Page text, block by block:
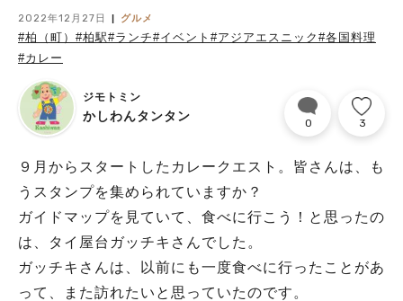
2022年12月27日 グルメ
#柏（町） #柏駅#ランチ#イベント #アジアエスニック #各国料理
#カレー
ジモトミン
かしわんタンタン 0 3
９月からスタートしたカレークエスト。皆さんは、も
うスタンプを集められていますか？
ガイドマップを見ていて、食べに行こう！と思ったの
は、タイ屋台ガッチキさんでした。
ガッチキさんは、以前にも一度食べに行ったことがあ
って、また訪れたいと思っていたのです。